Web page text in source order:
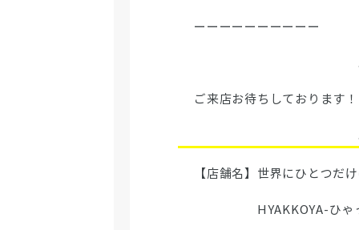
ーーーーーーーーーー
.
ご来店お待ちしております！
.
【店舗名】世界にひとつだ
HYAKKOYA-ひゃっ